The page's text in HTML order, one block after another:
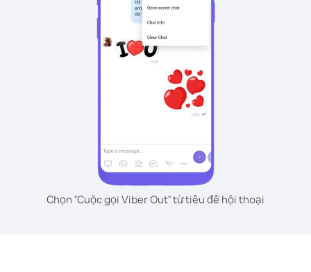
Chọn "Cuộc gọi Viber Out" từ tiêu đề hội thoại